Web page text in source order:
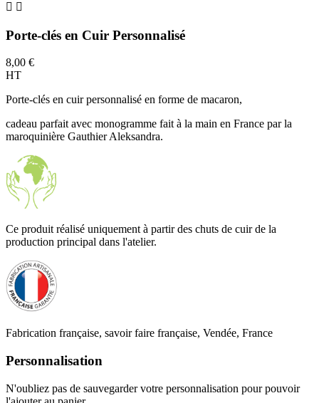
 
Porte-clés en Cuir Personnalisé
8,00 €
HT
Porte-clés en cuir personnalisé en forme de macaron,
cadeau parfait avec monogramme fait à la main en France par la
maroquinière Gauthier Aleksandra.
Ce produit réalisé uniquement à partir des chuts de cuir de la
production principal dans l'atelier.
Fabrication française, savoir faire française, Vendée, France
Personnalisation
N'oubliez pas de sauvegarder votre personnalisation pour pouvoir